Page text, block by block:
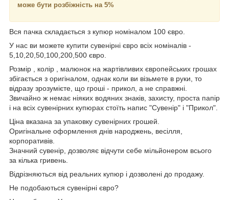
може бути розбіжність на 5%
Вся пачка складається з купюр номіналом 100 євро.
У нас ви можете купити сувенірні євро всіх номіналів -
5,10,20,50,100,200,500 євро.
Розмір , колір , малюнок на жартівливих європейських грошах
збігається з оригіналом, однак коли ви візьмете в руки, то
відразу зрозумієте, що гроші - прикол, а не справжні.
Звичайно ж немає ніяких водяних знаків, захисту, проста папір
і на всіх сувенірних купюрах стоїть напис "Сувенір" і "Прикол".
Ціна вказана за упаковку сувенірних грошей.
Оригінальне оформлення днів народжень, весілля,
корпоративів.
Значний сувенір, дозволяє відчути себе мільйонером всього
за кілька гривень.
Відрізняються від реальних купюр і дозволені до продажу.
Не подобаються сувенірні євро?